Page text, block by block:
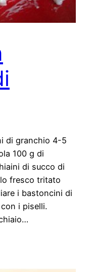
di granchio 4-5
100 g di
di succo di
fresco tritato
i bastoncini di
i piselli.